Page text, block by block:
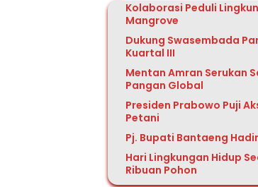
Kolaborasi Peduli
Mangrove
Dukung Swasembada
Kuartal III
Mentan Amran Serukan
Pangan Global
Presiden Prabowo Puji
Petani
Pj. Bupati Bantaeng
Hari Lingkungan Hidup
Ribuan Pohon